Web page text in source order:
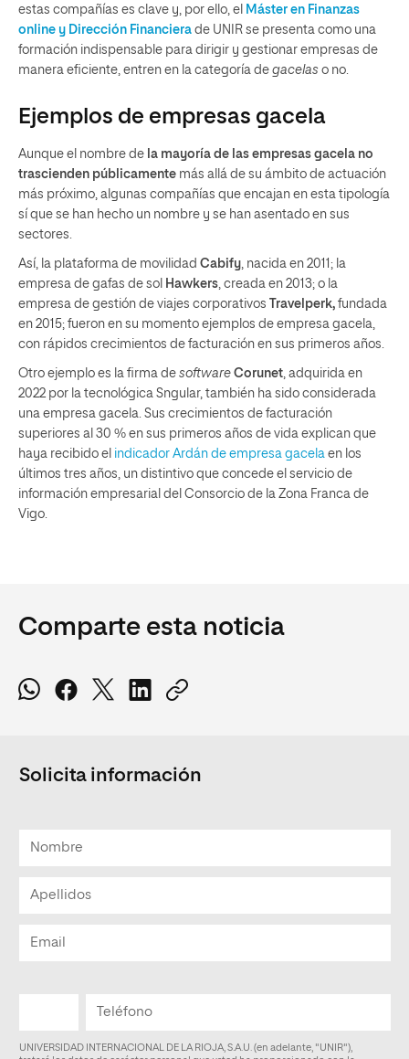
estas compañías es clave y, por ello, el Máster en Finanzas
online y Dirección Financiera de UNIR se presenta como una
formación indispensable para dirigir y gestionar empresas de
manera eficiente, entren en la categoría de gacelas o no.
Ejemplos de empresas gacela
Aunque el nombre de la mayoría de las empresas gacela no
trascienden públicamente más allá de su ámbito de actuación
más próximo, algunas compañías que encajan en esta tipología
sí que se han hecho un nombre y se han asentado en sus
sectores.
Así, la plataforma de movilidad Cabify, nacida en 2011; la
empresa de gafas de sol Hawkers, creada en 2013; o la
empresa de gestión de viajes corporativos Travelperk, fundada
en 2015; fueron en su momento ejemplos de empresa gacela,
con rápidos crecimientos de facturación en sus primeros años.
Otro ejemplo es la firma de software Corunet, adquirida en
2022 por la tecnológica Sngular, también ha sido considerada
una empresa gacela. Sus crecimientos de facturación
superiores al 30 % en sus primeros años de vida explican que
haya recibido el indicador Ardán de empresa gacela en los
últimos tres años, un distintivo que concede el servicio de
información empresarial del Consorcio de la Zona Franca de
Vigo.
Comparte esta noticia
Solicita información